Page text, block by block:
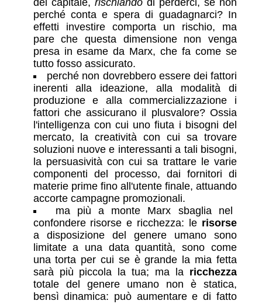
perché conta e spera di guadagnarci? In
effetti investire comporta un rischio, ma
pare che questa dimensione non venga
presa in esame da Marx, che fa come se
tutto fosso assicurato.
perché non dovrebbero essere dei fattori
inerenti alla ideazione, alla modalità di
produzione e alla commercializzazione i
fattori che assicurano il plusvalore? Ossia
l'intelligenza con cui uno fiuta i bisogni del
mercato, la creatività con cui sa trovare
soluzioni nuove e interessanti a tali bisogni,
la persuasività con cui sa trattare le varie
componenti del processo, dai fornitori di
materie prime fino all'utente finale, attuando
accorte campagne promozionali.
ma più a monte Marx sbaglia nel
confondere risorse e ricchezza: le risorse
a disposizione del genere umano sono
limitate a una data quantità, sono come
una torta per cui se è grande la mia fetta
sarà più piccola la tua; ma la ricchezza
totale del genere umano non è statica,
bensì dinamica: può aumentare e di fatto